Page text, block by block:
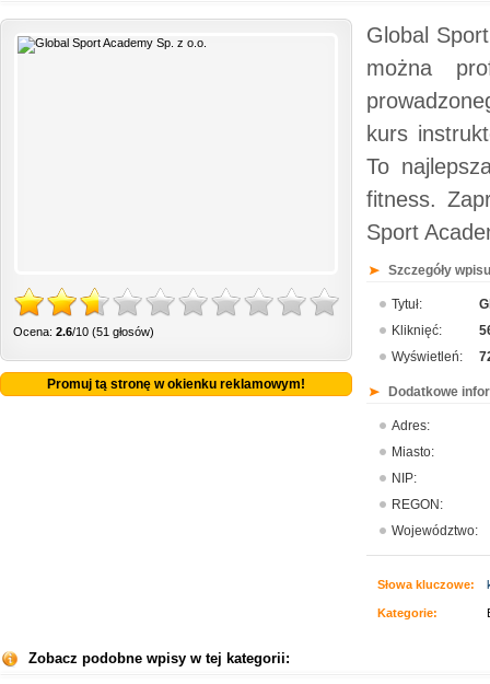
Ocena: 2.6/10 (51 głosów)
Promuj tą stronę w okienku reklamowym!
Global
można
kurs
To
fitness.
Sport
Szczegóły
Tytuł:
Kliknięć:
Wyświetleń:
Dodatkowe
Adres:
Miasto:
NIP:
REGON:
Województwo:
Słowa kluczowe:
Kategorie:
Zobacz podobne wpisy w tej kategorii: